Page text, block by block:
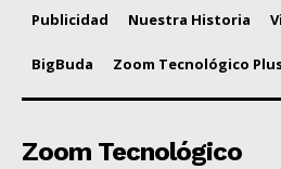
Publicidad Nuestra Historia
BigBuda Zoom Tecnológico
Zoom Tecnológico